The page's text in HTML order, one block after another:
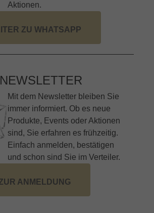
Aktionen.
ZU WHATSAPP
NEWSLETTER
Mit dem Newsletter bleiben Sie
immer informiert. Ob es neue
Produkte, Events oder Aktionen
sind, Sie erfahren es frühzeitig.
Einfach anmelden, bestätigen
und schon sind Sie im Verteiler.
ANMELDUNG